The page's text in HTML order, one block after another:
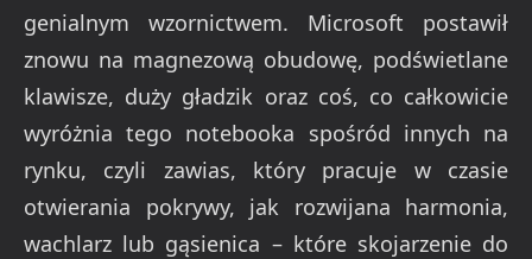
genialnym wzornictwem. Microsoft postawił
znowu na magnezową obudowę, podświetlane
klawisze, duży gładzik oraz coś, co całkowicie
wyróżnia tego notebooka spośród innych na
rynku, czyli zawias, który pracuje w czasie
otwierania pokrywy, jak rozwijana harmonia,
wachlarz lub gąsienica – które skojarzenie do